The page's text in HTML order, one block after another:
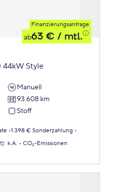
Finanzierungsanfrage
ab63 € / mtl.
44kW Style
Manuell
93.608 km
Stoff
1.398 € Sonderzahlung
: k.A.
CO₂-Emissionen